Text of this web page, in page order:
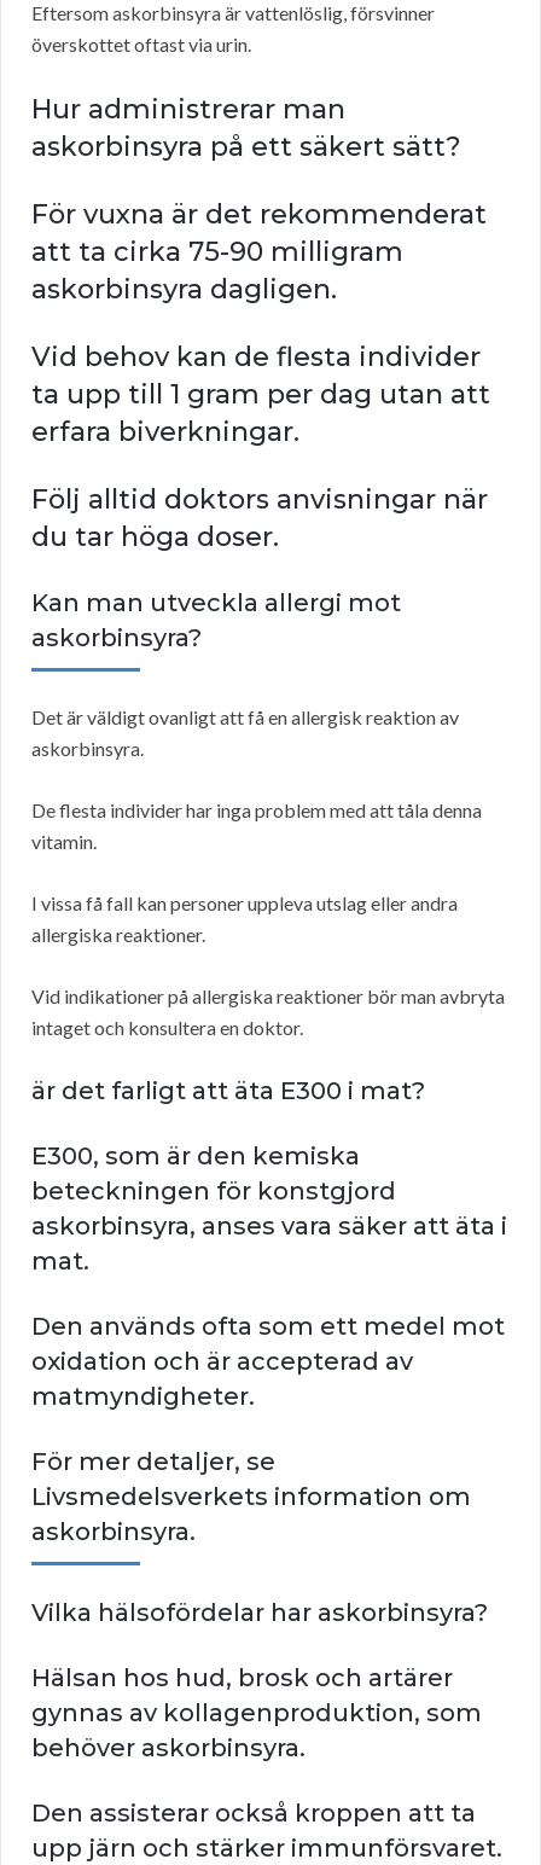
Eftersom askorbinsyra är vattenlöslig, försvinner
överskottet oftast via urin.
Hur administrerar man
askorbinsyra på ett säkert sätt?
För vuxna är det rekommenderat
att ta cirka 75-90 milligram
askorbinsyra dagligen.
Vid behov kan de flesta individer
ta upp till 1 gram per dag utan att
erfara biverkningar.
Följ alltid doktors anvisningar när
du tar höga doser.
Kan man utveckla allergi mot
askorbinsyra?
Det är väldigt ovanligt att få en allergisk reaktion av
askorbinsyra.
De flesta individer har inga problem med att tåla denna
vitamin.
I vissa få fall kan personer uppleva utslag eller andra
allergiska reaktioner.
Vid indikationer på allergiska reaktioner bör man avbryta
intaget och konsultera en doktor.
är det farligt att äta E300 i mat?
E300, som är den kemiska
beteckningen för konstgjord
askorbinsyra, anses vara säker att äta i
mat.
Den används ofta som ett medel mot
oxidation och är accepterad av
matmyndigheter.
För mer detaljer, se
Livsmedelsverkets information om
askorbinsyra.
Vilka hälsofördelar har askorbinsyra?
Hälsan hos hud, brosk och artärer
gynnas av kollagenproduktion, som
behöver askorbinsyra.
Den assisterar också kroppen att ta
upp järn och stärker immunförsvaret.